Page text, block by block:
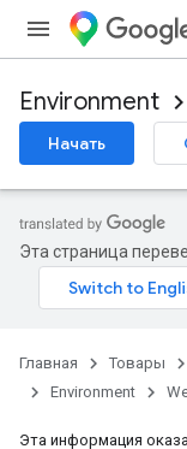
Environment
Начать
Эта страница
Главная Товары
Environment
Эта информация